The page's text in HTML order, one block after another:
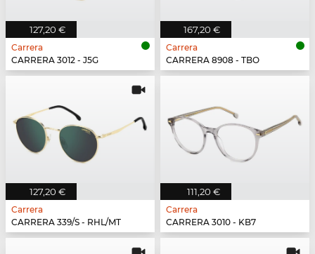
127,20 €
Carrera
CARRERA 3012 - J5G
167,20 €
Carrera
CARRERA 8908 - TBO
127,20 €
Carrera
CARRERA 339/S - RHL/MT
111,20 €
Carrera
CARRERA 3010 - KB7